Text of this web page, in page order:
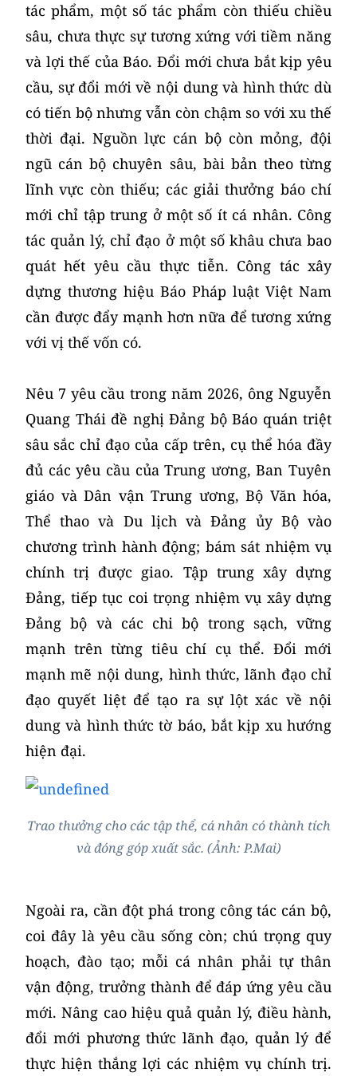
tác phẩm, một số tác phẩm còn thiếu chiều
sâu, chưa thực sự tương xứng với tiềm năng
và lợi thế của Báo. Đổi mới chưa bắt kịp yêu
cầu, sự đổi mới về nội dung và hình thức dù
có tiến bộ nhưng vẫn còn chậm so với xu thế
thời đại. Nguồn lực cán bộ còn mỏng, đội
ngũ cán bộ chuyên sâu, bài bản theo từng
lĩnh vực còn thiếu; các giải thưởng báo chí
mới chỉ tập trung ở một số ít cá nhân. Công
tác quản lý, chỉ đạo ở một số khâu chưa bao
quát hết yêu cầu thực tiễn. Công tác xây
dựng thương hiệu Báo Pháp luật Việt Nam
cần được đẩy mạnh hơn nữa để tương xứng
với vị thế vốn có.
Nêu 7 yêu cầu trong năm 2026, ông Nguyễn
Quang Thái đề nghị Đảng bộ Báo quán triệt
sâu sắc chỉ đạo của cấp trên, cụ thể hóa đầy
đủ các yêu cầu của Trung ương, Ban Tuyên
giáo và Dân vận Trung ương, Bộ Văn hóa,
Thể thao và Du lịch và Đảng ủy Bộ vào
chương trình hành động; bám sát nhiệm vụ
chính trị được giao. Tập trung xây dựng
Đảng, tiếp tục coi trọng nhiệm vụ xây dựng
Đảng bộ và các chi bộ trong sạch, vững
mạnh trên từng tiêu chí cụ thể. Đổi mới
mạnh mẽ nội dung, hình thức, lãnh đạo chỉ
đạo quyết liệt để tạo ra sự lột xác về nội
dung và hình thức tờ báo, bắt kịp xu hướng
hiện đại.
Trao thưởng cho các tập thể, cá nhân có thành tích
và đóng góp xuất sắc. (Ảnh: P.Mai)
Ngoài ra, cần đột phá trong công tác cán bộ,
coi đây là yêu cầu sống còn; chú trọng quy
hoạch, đào tạo; mỗi cá nhân phải tự thân
vận động, trưởng thành để đáp ứng yêu cầu
mới. Nâng cao hiệu quả quản lý, điều hành,
đổi mới phương thức lãnh đạo, quản lý để
thực hiện thắng lợi các nhiệm vụ chính trị.